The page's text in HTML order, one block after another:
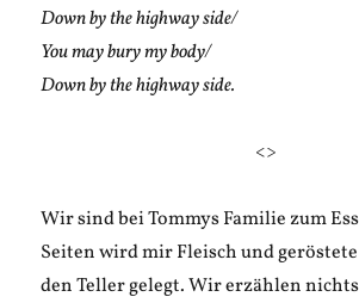
Down by the highway side/
You may bury my body/
Down by the highway side.
<>
Wir sind bei Tommys Familie zum
Seiten wird mir Fleisch und
den Teller gelegt. Wir erzählen